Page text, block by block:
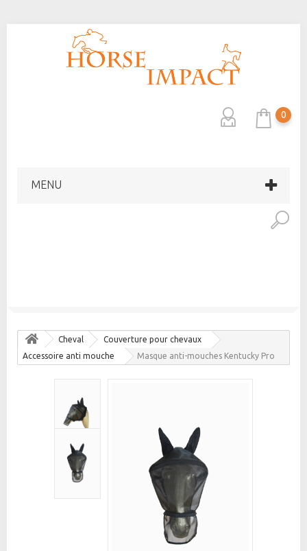
0
MENU
Cheval
Couverture pour chevaux
Accessoire anti mouche
Masque anti-mouches Kentucky Pro